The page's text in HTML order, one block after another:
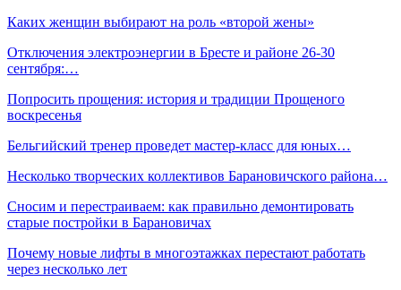
Каких женщин выбирают на роль «второй жены»
Отключения электроэнергии в Бресте и районе 26-30
сентября:…
Попросить прощения: история и традиции Прощеного
воскресенья
Бельгийский тренер проведет мастер-класс для юных…
Несколько творческих коллективов Барановичского района…
Сносим и перестраиваем: как правильно демонтировать
старые постройки в Барановичах
Почему новые лифты в многоэтажках перестают работать
через несколько лет